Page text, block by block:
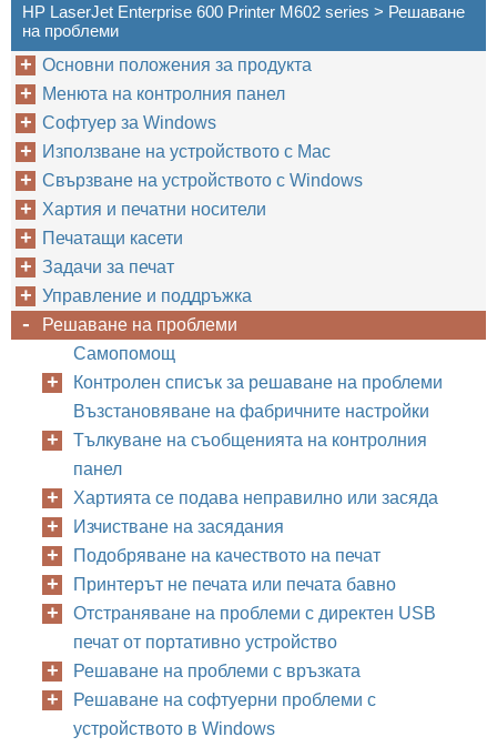
HP LaserJet Enterprise 600 Printer M602 series > Решаване
на проблеми
Основни положения за продукта
Менюта на контролния панел
Софтуер за Windows
Използване на устройството с Mac
Свързване на устройството с Windows
Хартия и печатни носители
Печатащи касети
Задачи за печат
Управление и поддръжка
Решаване на проблеми
Самопомощ
Контролен списък за решаване на проблеми
Възстановяване на фабричните настройки
Тълкуване на съобщенията на контролния
панел
Хартията се подава неправилно или засяда
Изчистване на засядания
Подобряване на качеството на печат
Принтерът не печата или печата бавно
Отстраняване на проблеми с директен USB
печат от портативно устройство
Решаване на проблеми с връзката
Решаване на софтуерни проблеми с
устройството в Windows